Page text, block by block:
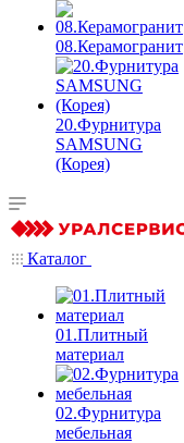
08.Керамогранит
20.Фурнитура
SAMSUNG
(Корея)
Каталог
01.Плитный
материал
02.Фурнитура
мебельная